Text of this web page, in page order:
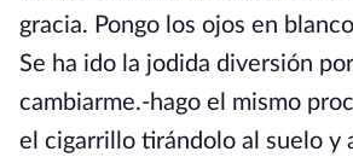
gracia. Pongo los ojos en
Se ha ido la jodida diversión
cambiarme.-hago el mismo
el cigarrillo tirándolo al suelo y